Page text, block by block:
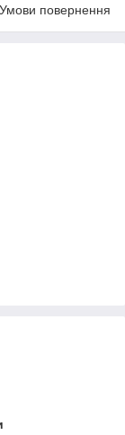
Умови повернення